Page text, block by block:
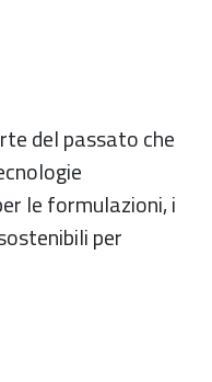
del passato che
le formulazioni, i
per